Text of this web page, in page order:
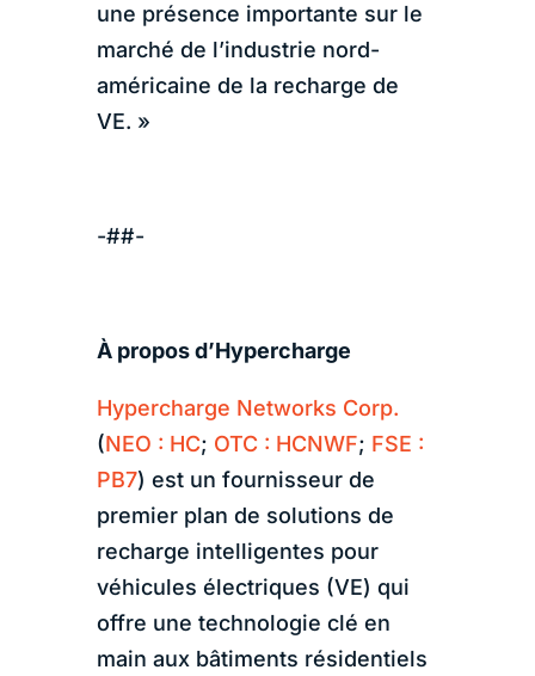
une présence importante sur le
marché de l’industrie nord-
américaine de la recharge de
VE. »
-##-
À propos d’Hypercharge
Hypercharge Networks Corp.
(NEO : HC; OTC : HCNWF; FSE :
PB7) est un fournisseur de
premier plan de solutions de
recharge intelligentes pour
véhicules électriques (VE) qui
offre une technologie clé en
main aux bâtiments résidentiels